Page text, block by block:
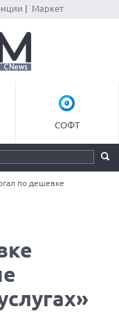
Маркет
СОФТ
по дешевке